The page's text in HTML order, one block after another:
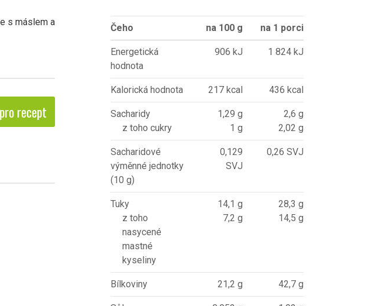
s máslem a
recept
Čeho na 100 g na 1 porci
Energetická
hodnota
906 kJ 1 824 kJ
Kalorická hodnota 217 kcal 436 kcal
Sacharidy
z toho cukry
1,29 g
1 g
2,6 g
2,02 g
Sacharidové
výměnné jednotky
(10 g)
0,129
SVJ
0,26 SVJ
Tuky
z toho
nasycené
mastné
kyseliny
14,1 g
7,2 g
28,3 g
14,5 g
Bílkoviny 21,2 g 42,7 g